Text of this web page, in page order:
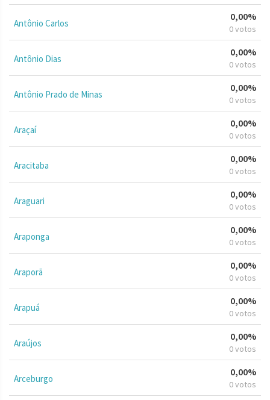
Antônio Carlos
0,00%
0 votos
Antônio Dias
0,00%
0 votos
Antônio Prado de Minas
0,00%
0 votos
Araçaí
0,00%
0 votos
Aracitaba
0,00%
0 votos
Araguari
0,00%
0 votos
Araponga
0,00%
0 votos
Araporã
0,00%
0 votos
Arapuá
0,00%
0 votos
Araújos
0,00%
0 votos
Arceburgo
0,00%
0 votos